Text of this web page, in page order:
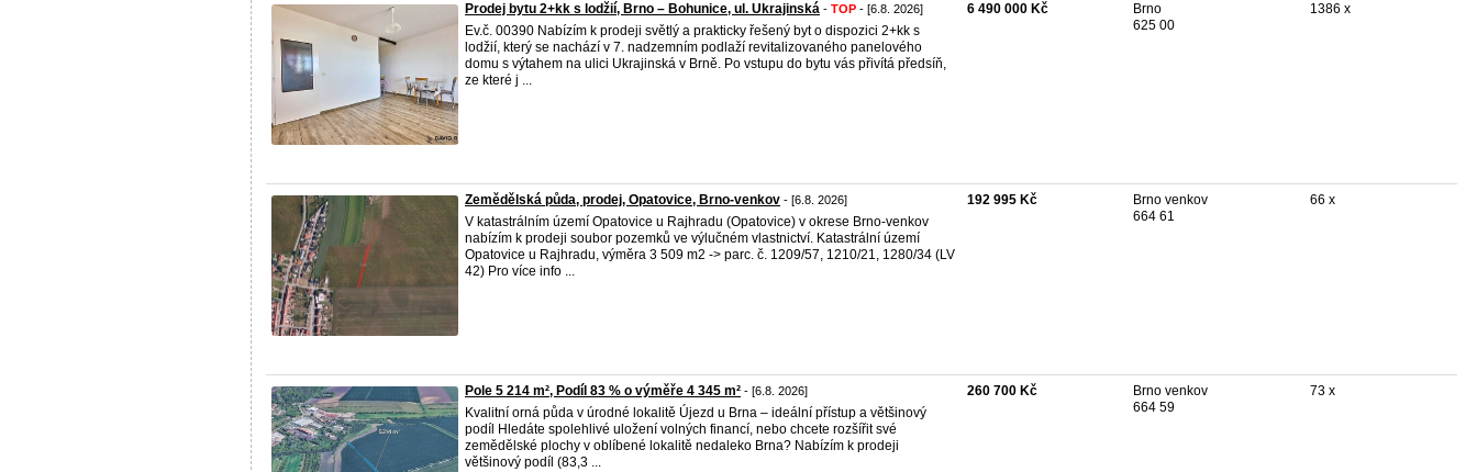
Prodej bytu 2+kk s lodžií, Brno – Bohunice, ul. Ukrajinská - TOP - [6.8. 2026]
Ev.č. 00390 Nabízím k prodeji světlý a prakticky řešený byt o dispozici 2+kk s
lodžií, který se nachází v 7. nadzemním podlaží revitalizovaného panelového
domu s výtahem na ulici Ukrajinská v Brně. Po vstupu do bytu vás přivítá předsíň,
ze které j ...
6 490 000 Kč
Brno
625 00
1386 x
Zemědělská půda, prodej, Opatovice, Brno-venkov - [6.8. 2026]
V katastrálním území Opatovice u Rajhradu (Opatovice) v okrese Brno-venkov
nabízím k prodeji soubor pozemků ve výlučném vlastnictví. Katastrální území
Opatovice u Rajhradu, výměra 3 509 m2 -> parc. č. 1209/57, 1210/21, 1280/34 (LV
42) Pro více info ...
192 995 Kč
Brno venkov
664 61
66 x
Pole 5 214 m², Podíl 83 % o výměře 4 345 m² - [6.8. 2026]
Kvalitní orná půda v úrodné lokalitě Újezd u Brna – ideální přístup a většinový
podíl Hledáte spolehlivé uložení volných financí, nebo chcete rozšířit své
zemědělské plochy v oblíbené lokalitě nedaleko Brna? Nabízím k prodeji
většinový podíl (83,3 ...
260 700 Kč
Brno venkov
664 59
73 x